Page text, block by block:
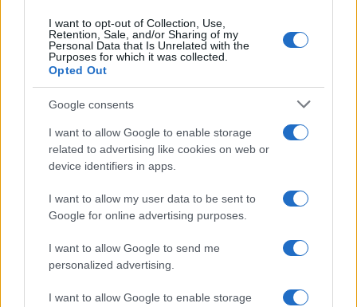
I want to opt-out of Collection, Use,
Retention, Sale, and/or Sharing of my
Personal Data that Is Unrelated with the
Purposes for which it was collected.
Opted Out
Google consents
I want to allow Google to enable storage
related to advertising like cookies on web or
device identifiers in apps.
I want to allow my user data to be sent to
Google for online advertising purposes.
I want to allow Google to send me
personalized advertising.
I want to allow Google to enable storage
Inviaci le tue segnalazioni,
Su WhatsApp al numero +39
345 356 7512
Entra nel canale telegram di